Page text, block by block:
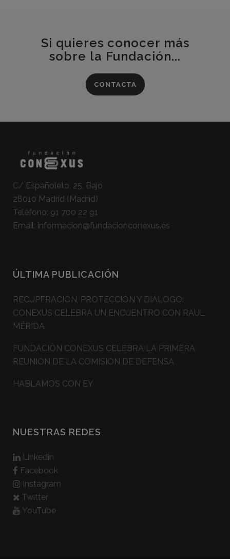
Si quieres conocer más
sobre la Fundación...
CONTACTA
C/ Españoleto, 25, Bajo
28010 Madrid (Madrid)
Teléfono: 91 700 22 91
Email: informacion@fundacionconexus.es
ÚLTIMA PUBLICACIÓN
RECUPERACIÓN, PROTECCIÓN Y DIÁLOGO:
CONEXUS CELEBRA UN ENCUENTRO CON RAÚL
MÉRIDA
FUNDACIÓN CONEXUS CELEBRA LA PRIMERA
REUNIÓN DE LA COMISIÓN DE DEFENSA
HABLAMOS CON EY
NUESTRAS REDES
Linkedin
Facebook
Instagram
Twitter
YouTube